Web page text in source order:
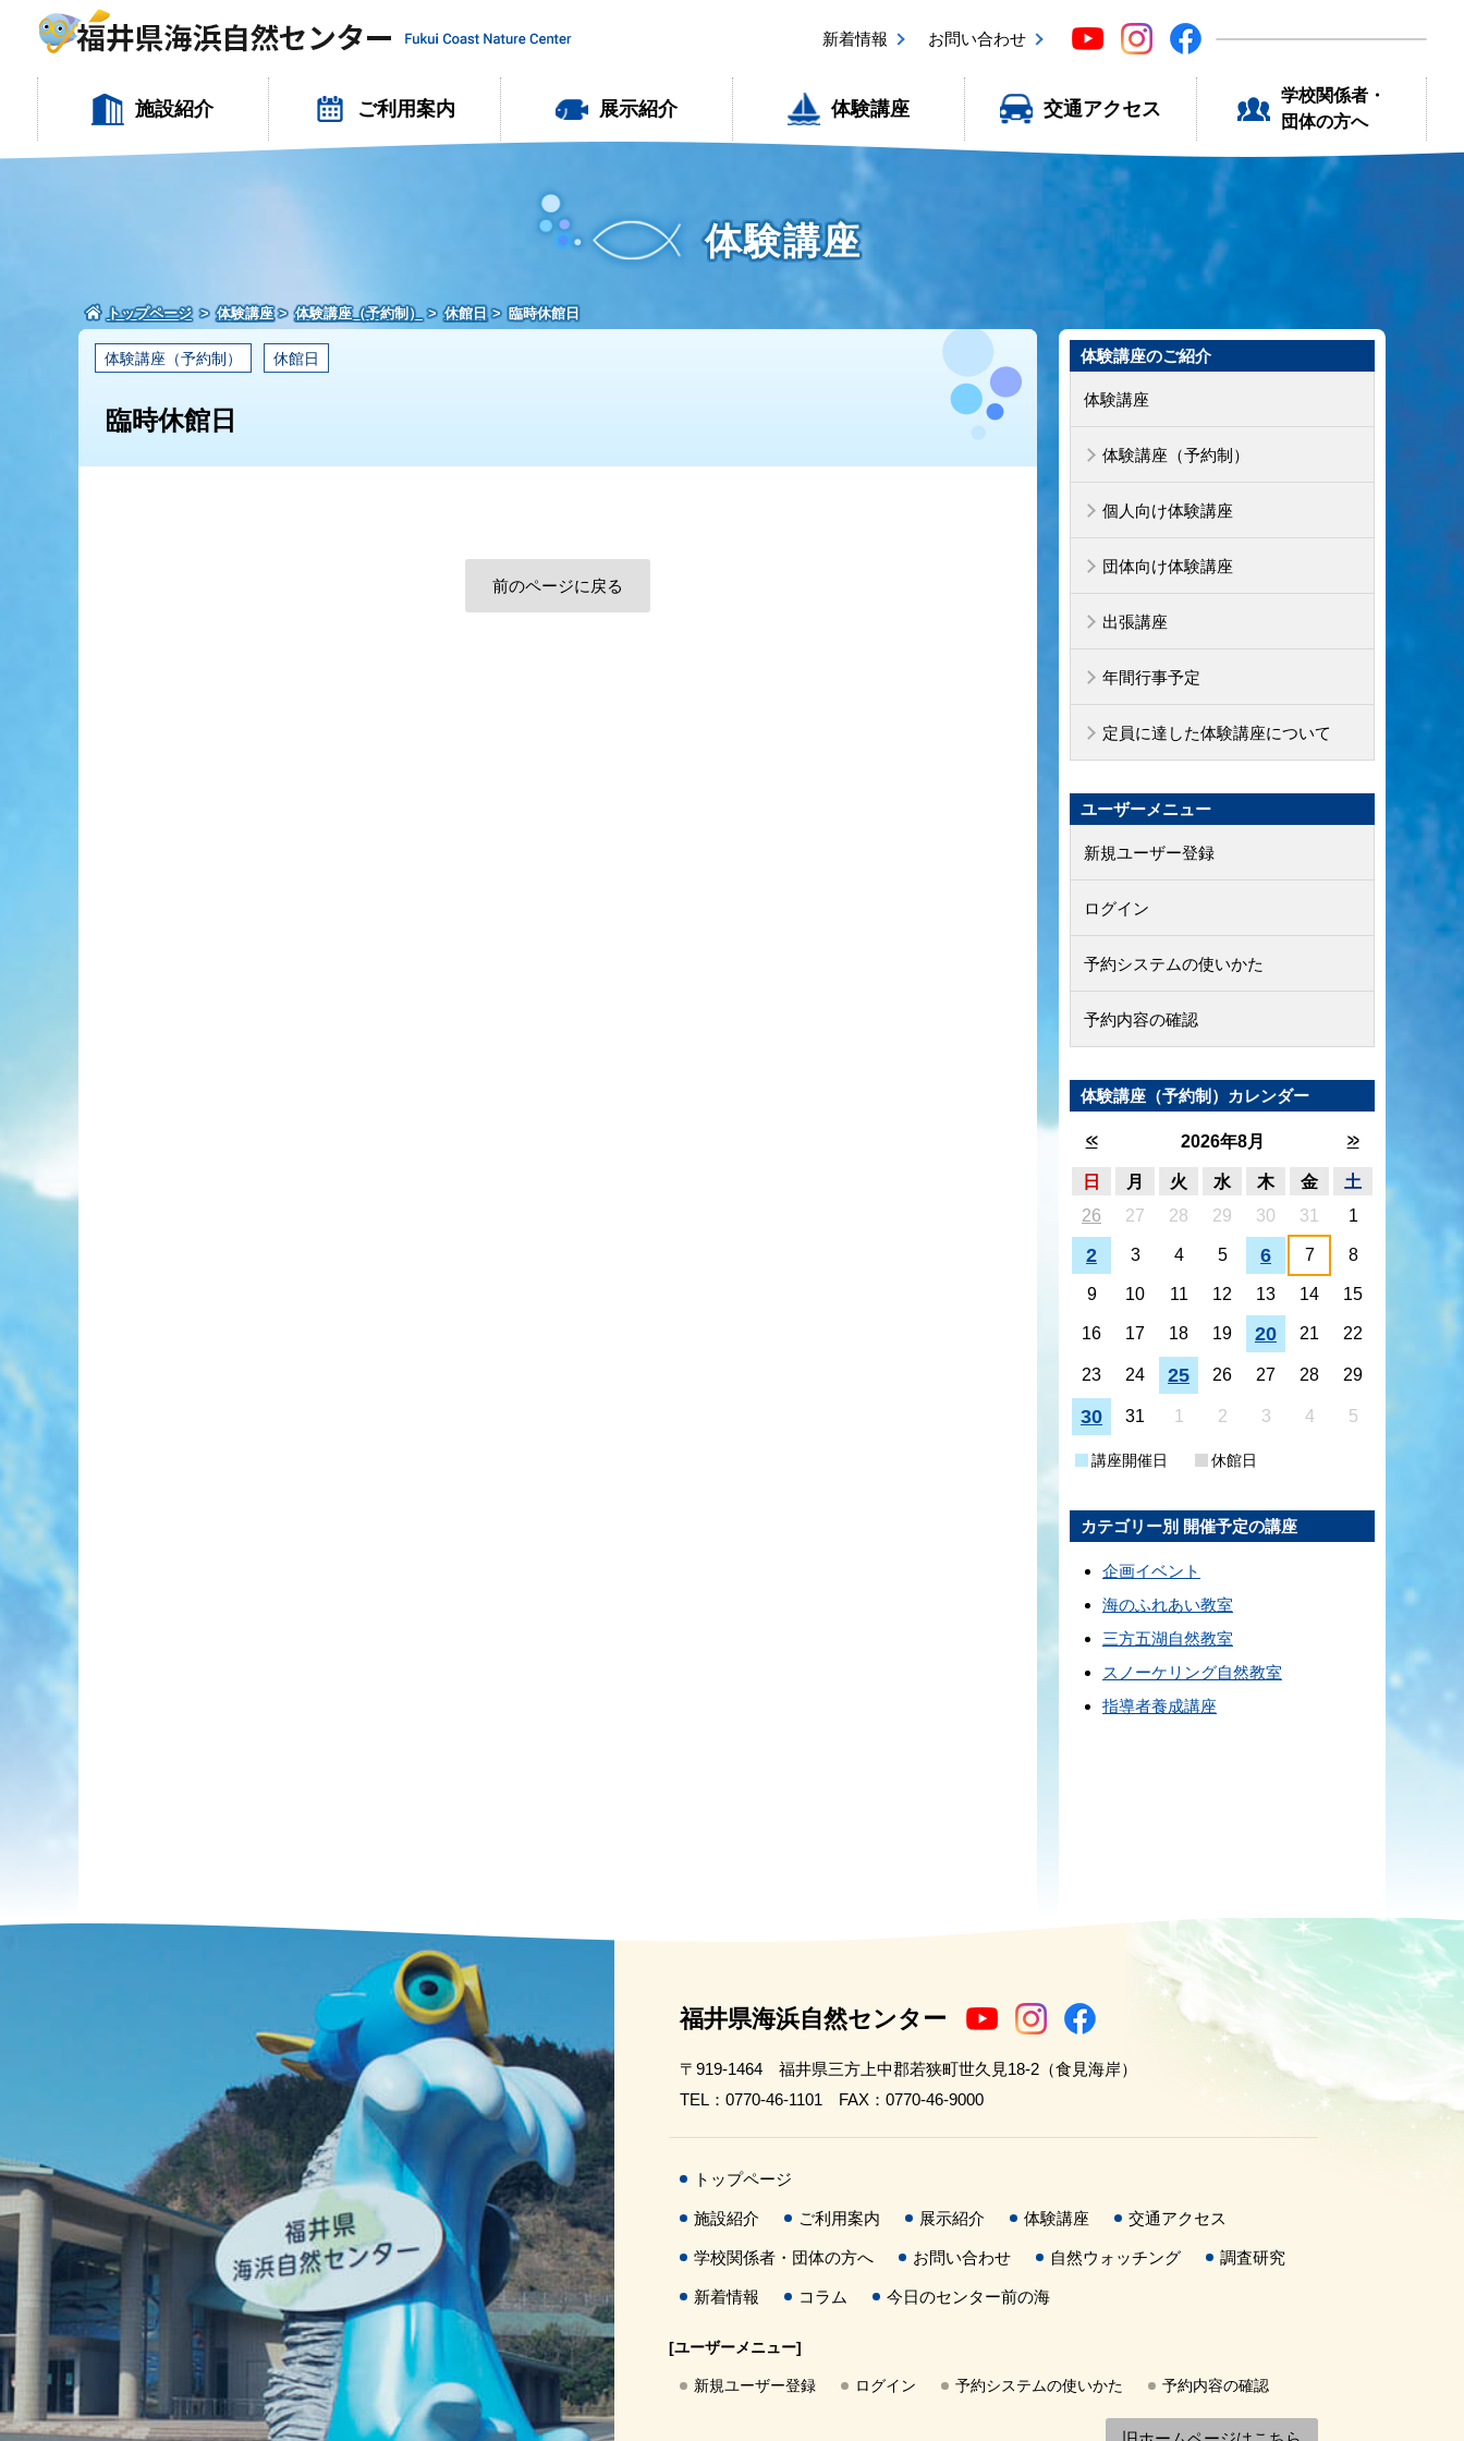
新着情報 お問い合わせ
施設紹介 ご利用案内 展示紹介 体験講座 交通アクセス
学校関係者・
団体の方へ
体験講座
トップページ 体験講座 体験講座（予約制） 休館日 臨時休館日
体験講座（予約制） 休館日
臨時休館日
前のページに戻る
体験講座のご紹介
体験講座
体験講座（予約制）
個人向け体験講座
団体向け体験講座
出張講座
年間行事予定
定員に達した体験講座について
ユーザーメニュー
新規ユーザー登録
ログイン
予約システムの使いかた
予約内容の確認
体験講座（予約制）カレンダー
<< 2026年8月 >>
日 月 火 水 木 金
土
26
27 28 29 30 31 1
2 3 4 5 6 7 8
9 10 11 12 13 14 15
16 17 18 19 20 21 22
23 24 25 26 27 28 29
30 31 1 2 3 4 5
講座開催日 休館日
カテゴリー別 開催予定の講座
企画イベント
海のふれあい教室
三方五湖自然教室
スノーケリング自然教室
指導者養成講座
福井県海浜自然センター
〒919-1464 福井県三方上中郡若狭町世久見18-2（食見海岸）
TEL：0770-46-1101 FAX：0770-46-9000
トップページ
施設紹介 ご利用案内 展示紹介 体験講座 交通アクセス
学校関係者・団体の方へ お問い合わせ 自然ウォッチング 調査研究
新着情報 コラム 今日のセンター前の海
[ユーザーメニュー]
新規ユーザー登録 ログイン 予約システムの使いかた 予約内容の確認